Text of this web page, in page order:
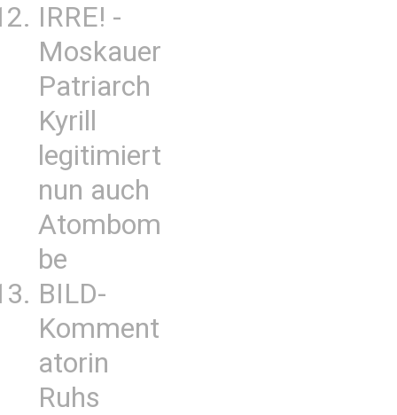
IRRE! -
Moskauer
Patriarch
Kyrill
legitimiert
nun auch
Atombom
be
BILD-
Komment
atorin
Ruhs